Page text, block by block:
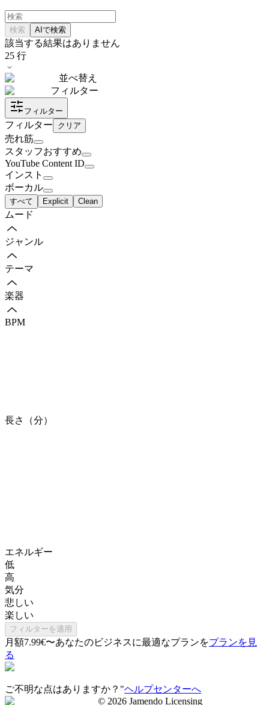
検索 AIで検索
該当する結果はありません
25 行
並べ替え
フィルター
フィルター
フィルター クリア
売れ筋
スタッフおすすめ
YouTube Content ID
インスト
ボーカル
すべて Explicit Clean
ムード
ジャンル
テーマ
楽器
BPM
長さ（分）
エネルギー
低
高
気分
悲しい
楽しい
フィルターを適用
月額7.99€〜あなたのビジネスに最適なプランをプランを見
る
ご不明な点はありますか？"ヘルプセンターへ
© 2026 Jamendo Licensing